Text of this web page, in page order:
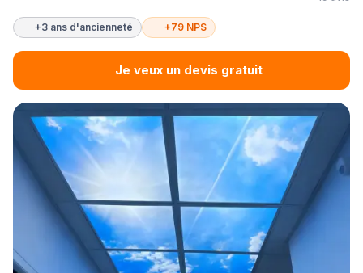
+3 ans d'ancienneté +79 NPS
Je veux un devis gratuit